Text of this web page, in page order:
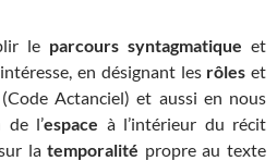
le parcours syntagmatique et
en désignant les rôles et
Actanciel) et aussi en nous
de l’espace à l’intérieur du récit
latemporalité propre au texte